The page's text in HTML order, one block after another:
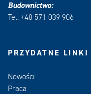
Budownictwo:
Tel. +48 571 039 906
PRZYDATNE LINKI
Nowości
Praca